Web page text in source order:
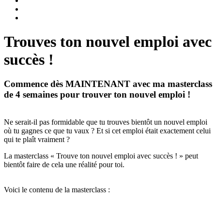
Trouves ton nouvel emploi avec
succès !
Commence dès MAINTENANT avec ma masterclass
de 4 semaines pour trouver ton nouvel emploi !
Ne serait-il pas formidable que tu trouves bientôt un nouvel emploi
où tu gagnes ce que tu vaux ? Et si cet emploi était exactement celui
qui te plaît vraiment ?
La masterclass « Trouve ton nouvel emploi avec succès ! » peut
bientôt faire de cela une réalité pour toi.
Voici le contenu de la masterclass :